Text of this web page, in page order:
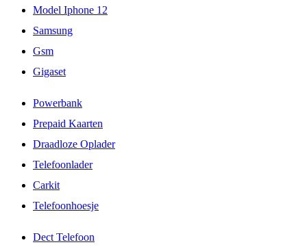
Model Iphone 12
Samsung
Gsm
Gigaset
Powerbank
Prepaid Kaarten
Draadloze Oplader
Telefoonlader
Carkit
Telefoonhoesje
Dect Telefoon